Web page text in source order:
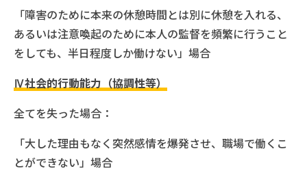
「障害のために本来の休憩時間とは別に休憩を入れる、
あるいは注意喚起のために本人の監督を頻繁に行うこと
をしても、半日程度しか働けない」場合
Ⅳ社会的行動能力（協調性等）
全てを失った場合：
「大した理由もなく突然感情を爆発させ、職場で働くこ
とができない」場合